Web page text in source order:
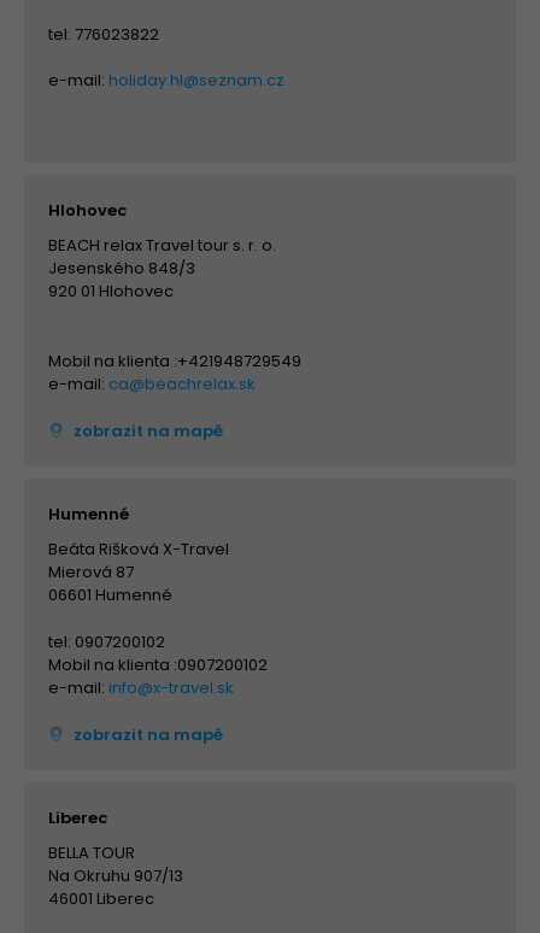
tel: 776023822
e-mail: holiday.hl@seznam.cz
Hlohovec
BEACH relax Travel tour s. r. o.
Jesenského 848/3
920 01 Hlohovec
Mobil na klienta :+421948729549
e-mail: ca@beachrelax.sk
zobrazit na mapě
Humenné
Beáta Rišková X-Travel
Mierová 87
06601 Humenné
tel: 0907200102
Mobil na klienta :0907200102
e-mail: info@x-travel.sk
zobrazit na mapě
Liberec
BELLA TOUR
Na Okruhu 907/13
46001 Liberec